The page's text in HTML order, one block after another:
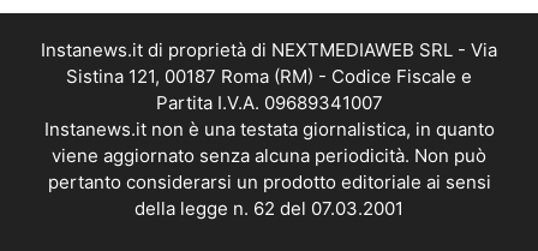
Instanews.it di proprietà di NEXTMEDIAWEB SRL - Via
Sistina 121, 00187 Roma (RM) - Codice Fiscale e
Partita I.V.A. 09689341007
Instanews.it non è una testata giornalistica, in quanto
viene aggiornato senza alcuna periodicità. Non può
pertanto considerarsi un prodotto editoriale ai sensi
della legge n. 62 del 07.03.2001